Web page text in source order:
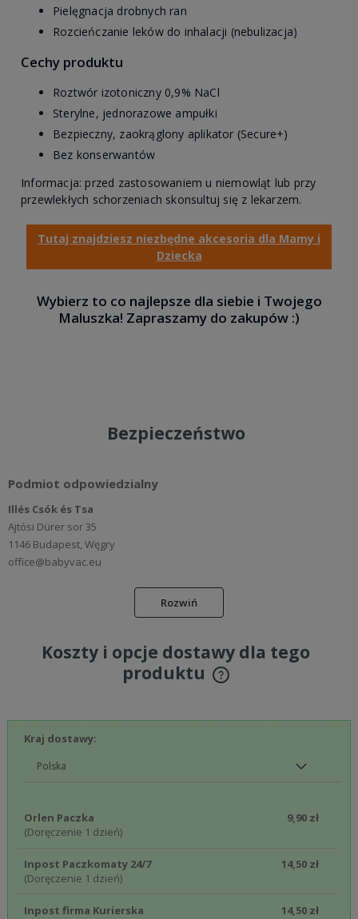
Pielęgnacja drobnych ran
Rozcieńczanie leków do inhalacji (nebulizacja)
Cechy produktu
Roztwór izotoniczny 0,9% NaCl
Sterylne, jednorazowe ampułki
Bezpieczny, zaokrąglony aplikator (Secure+)
Bez konserwantów
Informacja: przed zastosowaniem u niemowląt lub przy
przewlekłych schorzeniach skonsultuj się z lekarzem.
Tutaj znajdziesz niezbędne akcesoria dla Mamy i
Dziecka
Wybierz to co najlepsze dla siebie i Twojego
Maluszka! Zapraszamy do zakupów :)
Bezpieczeństwo
Podmiot odpowiedzialny
Illés Csók és Tsa
Ajtósi Dürer sor 35
1146 Budapest, Węgry
office@babyvac.eu
Rozwiń
Koszty i opcje dostawy dla tego
produktu
Cena nie zawiera ewentualnych kosztów płatności
Kraj dostawy:
Orlen Paczka
(Doręczenie 1 dzień)
9,90 zł
Inpost Paczkomaty 24/7
(Doręczenie 1 dzień)
14,50 zł
Inpost firma Kurierska
14,50 zł